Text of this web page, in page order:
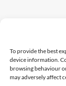
To provide the best
device information.
browsing behaviour
may adversely affect